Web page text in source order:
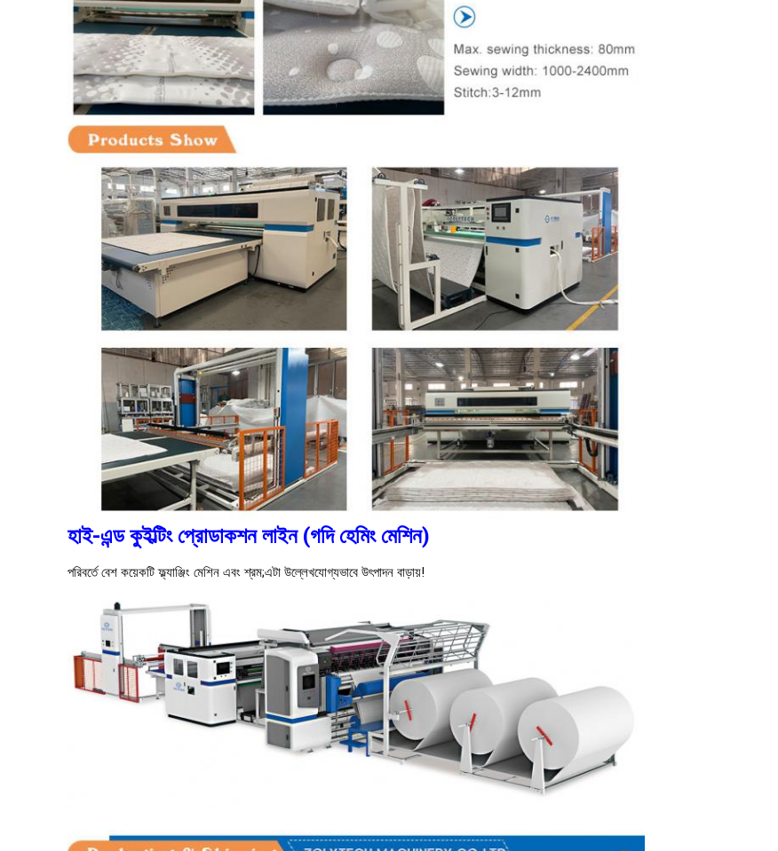
হাই-এন্ড কুইল্টিং প্রোডাকশন লাইন (গদি হেমিং মেশিন)
পরিবর্তে বেশ কয়েকটি ফ্ল্যাঞ্জিং মেশিন এবং শ্রম;এটা উল্লেখযোগ্যভাবে উৎপাদন বাড়ায়!